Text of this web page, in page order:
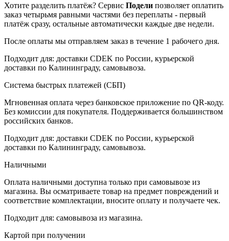
Хотите разделить платёж? Сервис Подели позволяет оплатить
заказ четырьмя равными частями без переплаты - первый
платёж сразу, остальные автоматически каждые две недели.
После оплаты мы отправляем заказ в течение 1 рабочего дня.
Подходит для: доставки CDEK по России, курьерской
доставки по Калининграду, самовывоза.
Система быстрых платежей (СБП)
Мгновенная оплата через банковское приложение по QR-коду.
Без комиссии для покупателя. Поддерживается большинством
российских банков.
Подходит для: доставки CDEK по России, курьерской
доставки по Калининграду, самовывоза.
Наличными
Оплата наличными доступна только при самовывозе из
магазина. Вы осматриваете товар на предмет повреждений и
соответствие комплектации, вносите оплату и получаете чек.
Подходит для: самовывоза из магазина.
Картой при получении